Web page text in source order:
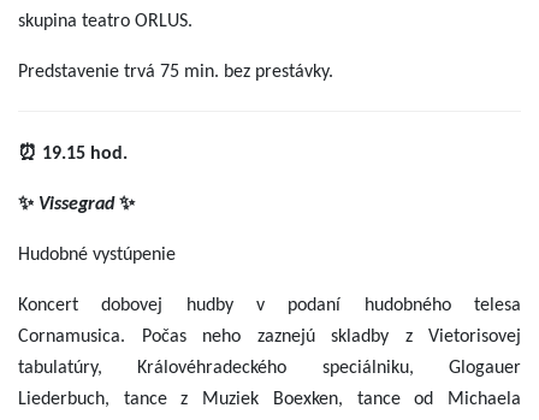
skupina teatro ORLUS.
Predstavenie trvá 75 min. bez prestávky.
⏰ 19.15 hod.
✨ Vissegrad✨
Hudobné vystúpenie
Koncert dobovej hudby v podaní hudobného telesa
Cornamusica. Počas neho zaznejú skladby z Vietorisovej
tabulatúry, Královéhradeckého speciálniku, Glogauer
Liederbuch, tance z Muziek Boexken, tance od Michaela